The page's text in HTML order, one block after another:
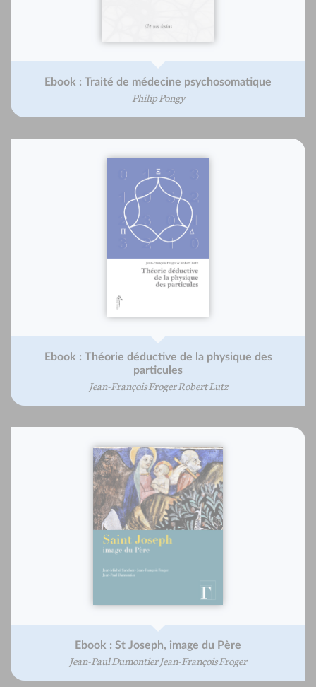
Ebook : Traité de médecine psychosomatique
Philip Pongy
Ebook : Théorie déductive de la physique des
particules
Jean-François Froger Robert Lutz
Ebook : St Joseph, image du Père
Jean-Paul Dumontier Jean-François Froger